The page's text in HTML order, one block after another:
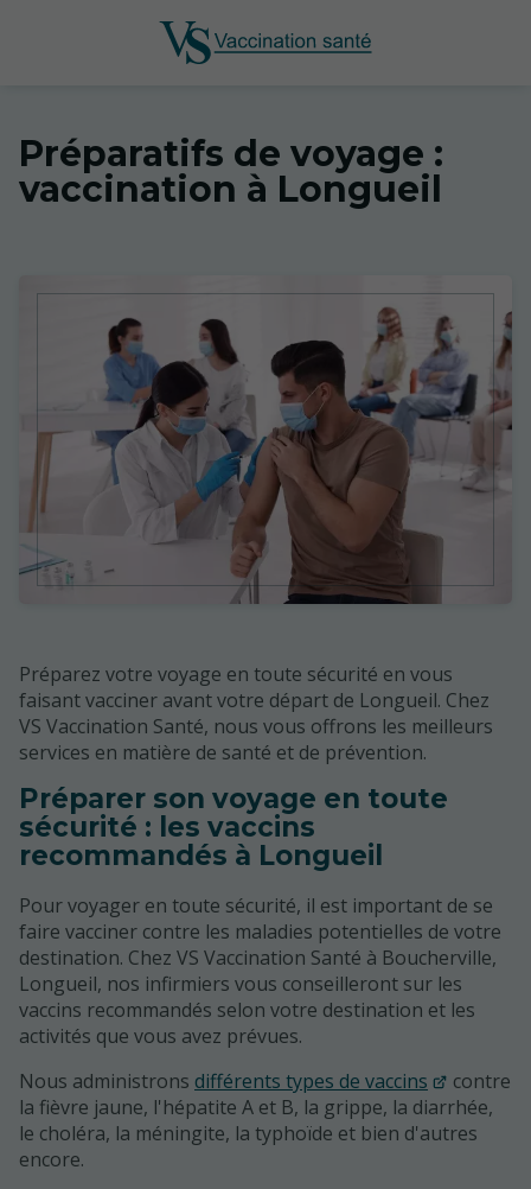
Préparatifs de voyage :
vaccination à Longueil
Préparez votre voyage en toute sécurité en vous
faisant vacciner avant votre départ de Longueil. Chez
VS Vaccination Santé, nous vous offrons les meilleurs
services en matière de santé et de prévention.
Préparer son voyage en toute
sécurité : les vaccins
recommandés à Longueil
Pour voyager en toute sécurité, il est important de se
faire vacciner contre les maladies potentielles de votre
destination. Chez VS Vaccination Santé à Boucherville,
Longueil, nos infirmiers vous conseilleront sur les
vaccins recommandés selon votre destination et les
activités que vous avez prévues.
Nous administrons différents types de vaccins
contre
la fièvre jaune, l'hépatite A et B, la grippe, la diarrhée,
le choléra, la méningite, la typhoïde et bien d'autres
encore.